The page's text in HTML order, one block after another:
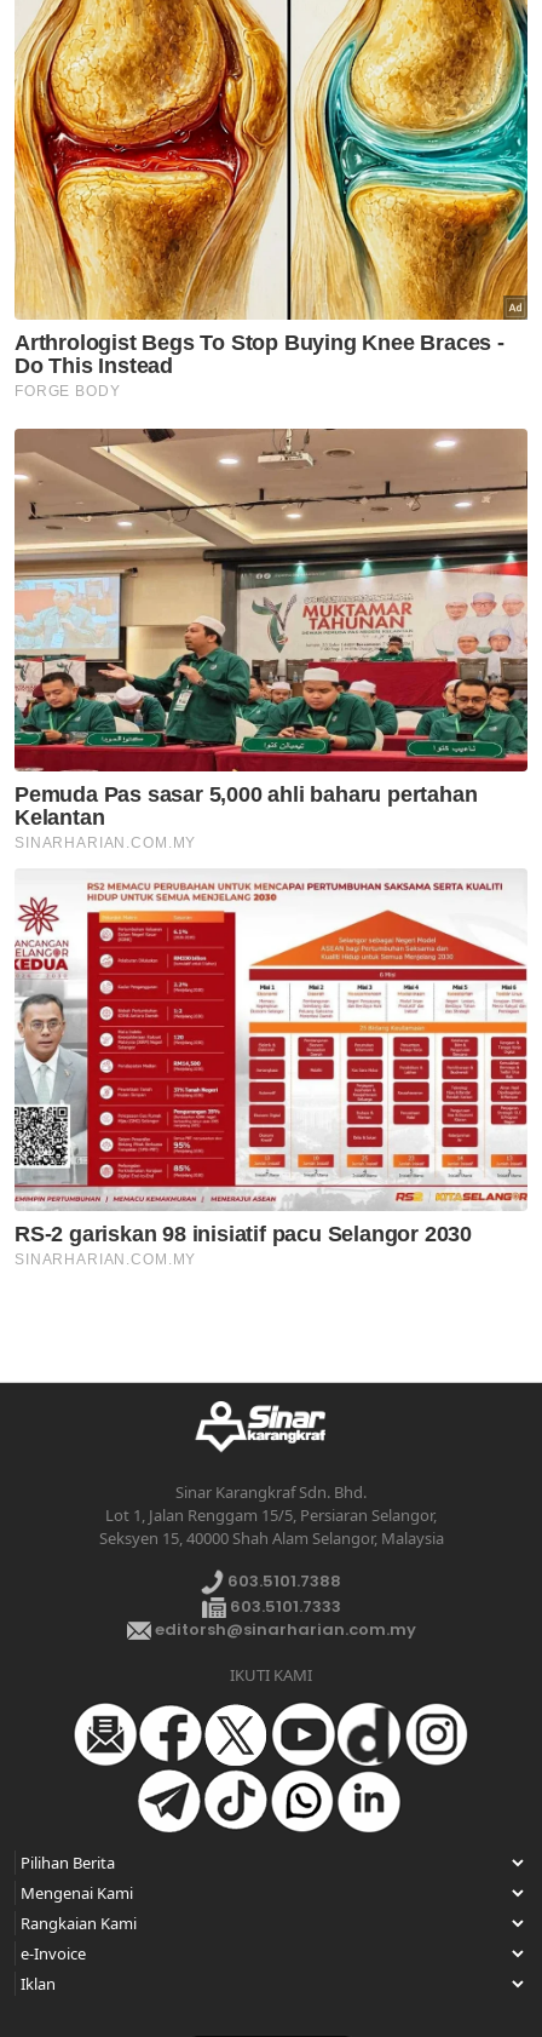
Sinar Karangkraf Sdn. Bhd.
Lot 1, Jalan Renggam 15/5, Persiaran Selangor,
Seksyen 15, 40000 Shah Alam Selangor, Malaysia
603.5101.7388
603.5101.7333
editorsh@sinarharian.com.my
IKUTI KAMI